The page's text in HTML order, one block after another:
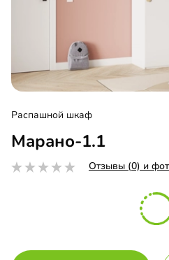
Распашной шкаф
Марано-1.1
Отзывы (0) и